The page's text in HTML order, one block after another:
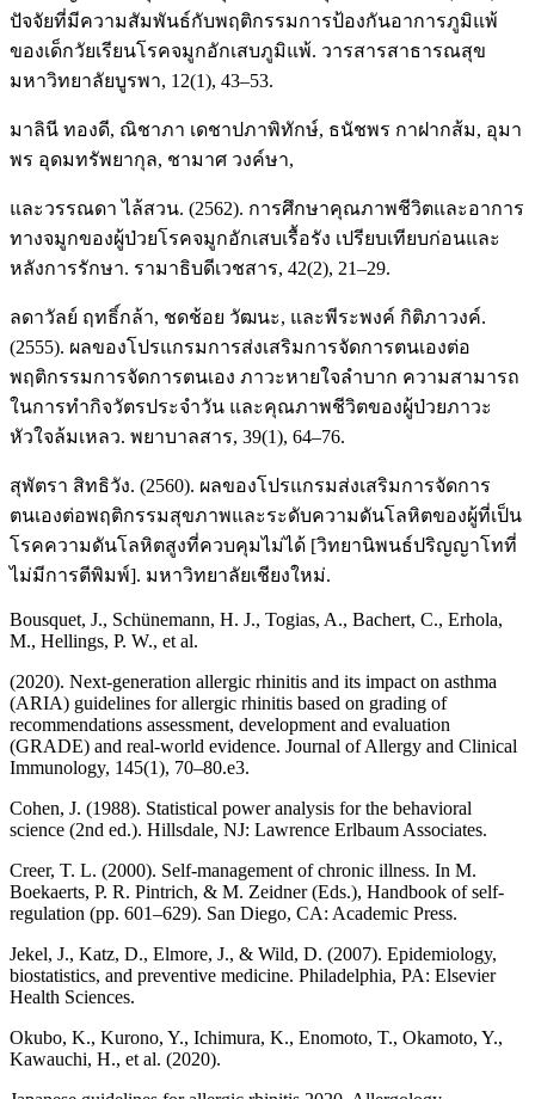
ปัจจัยที่มีความสัมพันธ์กับพฤติกรรมการป้องกันอาการภูมิแพ้
ของเด็กวัยเรียนโรคจมูกอักเสบภูมิแพ้. วารสารสาธารณสุข
มหาวิทยาลัยบูรพา, 12(1), 43–53.
มาลินี ทองดี, ณิชาภา เดชาปภาพิทักษ์, ธนัชพร กาฝากส้ม, อุมา
พร อุดมทรัพยากุล, ชามาศ วงค์ษา,
และวรรณดา ไล้สวน. (2562). การศึกษาคุณภาพชีวิตและอาการ
ทางจมูกของผู้ป่วยโรคจมูกอักเสบเรื้อรัง เปรียบเทียบก่อนและ
หลังการรักษา. รามาธิบดีเวชสาร, 42(2), 21–29.
ลดาวัลย์ ฤทธิ์กล้า, ชดช้อย วัฒนะ, และพีระพงค์ กิติภาวงค์.
(2555). ผลของโปรแกรมการส่งเสริมการจัดการตนเองต่อ
พฤติกรรมการจัดการตนเอง ภาวะหายใจลำบาก ความสามารถ
ในการทำกิจวัตรประจำวัน และคุณภาพชีวิตของผู้ป่วยภาวะ
หัวใจล้มเหลว. พยาบาลสาร, 39(1), 64–76.
สุพัตรา สิทธิวัง. (2560). ผลของโปรแกรมส่งเสริมการจัดการ
ตนเองต่อพฤติกรรมสุขภาพและระดับความดันโลหิตของผู้ที่เป็น
โรคความดันโลหิตสูงที่ควบคุมไม่ได้ [วิทยานิพนธ์ปริญญาโทที่
ไม่มีการตีพิมพ์]. มหาวิทยาลัยเชียงใหม่.
Bousquet, J., Schünemann, H. J., Togias, A., Bachert, C., Erhola,
M., Hellings, P. W., et al.
(2020). Next-generation allergic rhinitis and its impact on asthma
(ARIA) guidelines for allergic rhinitis based on grading of
recommendations assessment, development and evaluation
(GRADE) and real-world evidence. Journal of Allergy and Clinical
Immunology, 145(1), 70–80.e3.
Cohen, J. (1988). Statistical power analysis for the behavioral
science (2nd ed.). Hillsdale, NJ: Lawrence Erlbaum Associates.
Creer, T. L. (2000). Self-management of chronic illness. In M.
Boekaerts, P. R. Pintrich, & M. Zeidner (Eds.), Handbook of self-
regulation (pp. 601–629). San Diego, CA: Academic Press.
Jekel, J., Katz, D., Elmore, J., & Wild, D. (2007). Epidemiology,
biostatistics, and preventive medicine. Philadelphia, PA: Elsevier
Health Sciences.
Okubo, K., Kurono, Y., Ichimura, K., Enomoto, T., Okamoto, Y.,
Kawauchi, H., et al. (2020).